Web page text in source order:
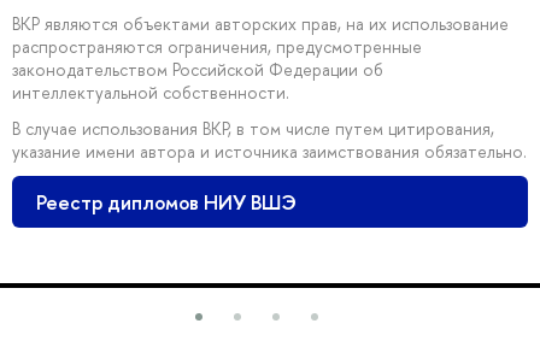
ВКР являются объектами авторских прав, на их использование
распространяются ограничения, предусмотренные
законодательством Российской Федерации об
интеллектуальной собственности.
В случае использования ВКР, в том числе путем цитирования,
указание имени автора и источника заимствования обязательно.
Реестр дипломов НИУ ВШЭ